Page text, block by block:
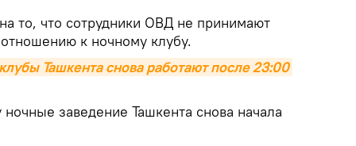
то, что сотрудники ОВД не принимают
к ночному клубу.
Ташкента снова работают после 23:00
заведение Ташкента снова начала